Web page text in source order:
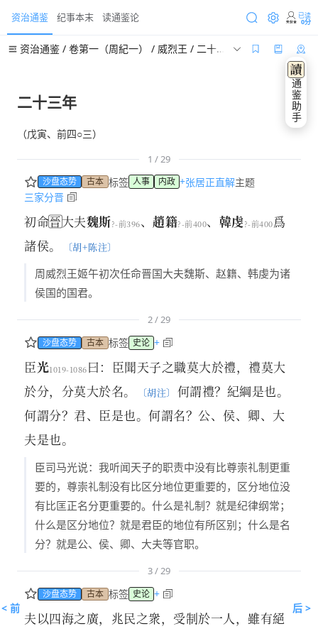
资治通鉴 纪事本末 读通鉴论 已读
0分
资治通鉴 / 卷第一（周紀一） / 威烈王 / 二十三年 （公元前403年）
二十三年
（戊寅、前四○三）
1 / 29
沙盘态势 古本 标签 人事 内政 +张居正直解主题
三家分晋
初命晉大夫魏斯?-前396、 趙籍?-前400、 韓虔?-前400爲
諸侯。 〔胡+陈注〕
周威烈王姬午初次任命晋国大夫魏斯、赵籍、韩虔为诸
侯国的国君。
2 / 29
沙盘态势 古本 标签 史论 +
臣光1019-1086曰：臣聞天子之職莫大於禮，禮莫大
於分，分莫大於名。
〔胡注〕
何謂禮？紀綱是也。
何謂分？君、臣是也。何謂名？公、侯、 卿、 大
夫是也。
臣司马光说：我听闻天子的职责中没有比尊崇礼制更重
要的，尊崇礼制没有比区分地位更重要的，区分地位没
有比匡正名分更重要的。什么是礼制？就是纪律纲常；
什么是区分地位？就是君臣的地位有所区别；什么是名
分？就是公、侯、卿、大夫等官职。
3 / 29
沙盘态势 古本 标签 史论 +
夫以四海之廣，兆民之衆，受制於一人，雖有絕
< 前 后 >
通鉴助手